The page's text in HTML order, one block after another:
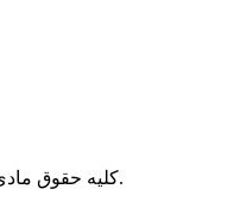
کلیه حقوق مادی ومعنوی متعلق به سی پنل می باشد.